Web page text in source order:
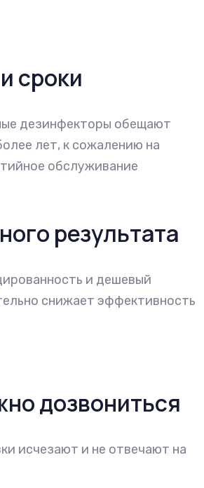
сроки
дезинфекторы обещают
лет, к сожалению на
обслуживание
результата
и дешевый
снижает эффективность
дозвониться
исчезают и не отвечают на